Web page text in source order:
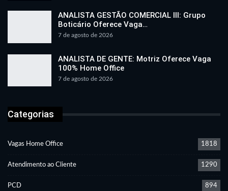
ANALISTA GESTÃO COMERCIAL III: Grupo
Boticário Oferece Vaga…
7 de agosto de 2026
ANALISTA DE GENTE: Motriz Oferece Vaga
100% Home Office
7 de agosto de 2026
Categorias
Vagas Home Office 1818
Atendimento ao Cliente 1290
PCD 894